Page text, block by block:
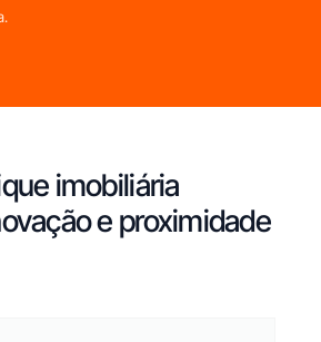
imobiliária
e proximidade